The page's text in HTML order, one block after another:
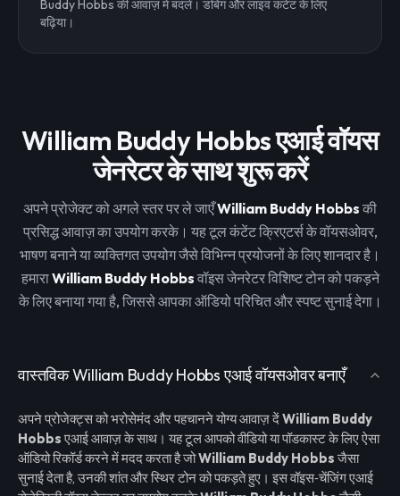
Buddy Hobbs की आवाज़ में बदलें। डबिंग और लाइव कंटेंट के लिए
बढ़िया।
William Buddy Hobbs एआई वॉयस
जेनरेटर के साथ शुरू करें
अपने प्रोजेक्ट को अगले स्तर पर ले जाएँWilliam Buddy Hobbs की
प्रसिद्ध आवाज़ का उपयोग करके। यह टूल कंटेंट क्रिएटर्स के वॉयसओवर,
भाषण बनाने या व्यक्तिगत उपयोग जैसे विभिन्न प्रयोजनों के लिए शानदार है।
हमाराWilliam Buddy Hobbs वॉइस जेनरेटर विशिष्ट टोन को पकड़ने
के लिए बनाया गया है, जिससे आपका ऑडियो परिचित और स्पष्ट सुनाई देगा।
वास्तविक William Buddy Hobbs एआई वॉयसओवर बनाएँ
अपने प्रोजेक्ट्स को भरोसेमंद और पहचानने योग्य आवाज़ देंWilliam Buddy
Hobbsएआई आवाज़ के साथ। यह टूल आपको वीडियो या पॉडकास्ट के लिए ऐसा
ऑडियो रिकॉर्ड करने में मदद करता है जोWilliam Buddy Hobbsजैसा
सुनाई देता है, उनकी शांत और स्थिर टोन को पकड़ते हुए। इस वॉइस‑चेंजिंग एआई